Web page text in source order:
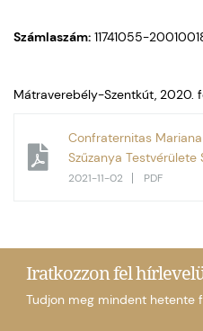
Számlaszám: 11741055-
Mátraverebély-Szentkút, 2020.
Confraternitas
Szűzanya Testvérülete
2021-11-02 PDF
Iratkozzon fel
Tudjon meg mindent hetente